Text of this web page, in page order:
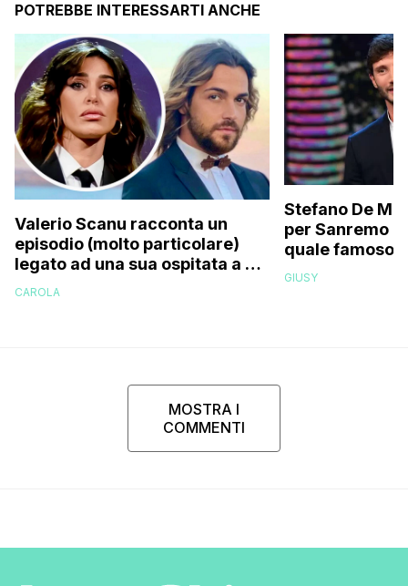
POTREBBE INTERESSARTI ANCHE
Valerio Scanu racconta un
episodio (molto particolare)
legato ad una sua ospitata a Le
Iene mai andata in onda: “Belen
CAROLA
Stefano De
per Sanremo
quale famoso
relativo
GIUSY
MOSTRA I
COMMENTI